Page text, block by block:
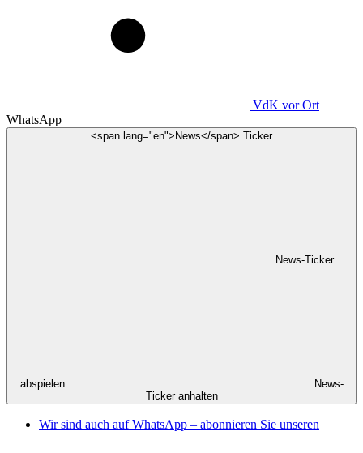
VdK vor Ort
WhatsApp
<span lang="en">News</span> Ticker
News-Ticker
abspielen
News-
Ticker anhalten
Wir sind auch auf WhatsApp – abonnieren Sie unseren